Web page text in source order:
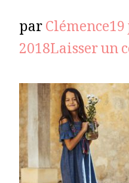
parClémence
2018Laisser un